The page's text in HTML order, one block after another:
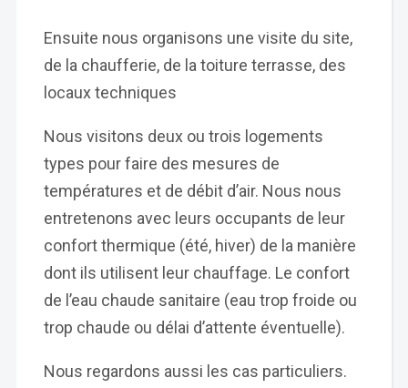
Ensuite nous organisons une visite du site,
de la chaufferie, de la toiture terrasse, des
locaux techniques
Nous visitons deux ou trois logements
types pour faire des mesures de
températures et de débit d’air. Nous nous
entretenons avec leurs occupants de leur
confort thermique (été, hiver) de la manière
dont ils utilisent leur chauffage. Le confort
de l’eau chaude sanitaire (eau trop froide ou
trop chaude ou délai d’attente éventuelle).
Nous regardons aussi les cas particuliers.